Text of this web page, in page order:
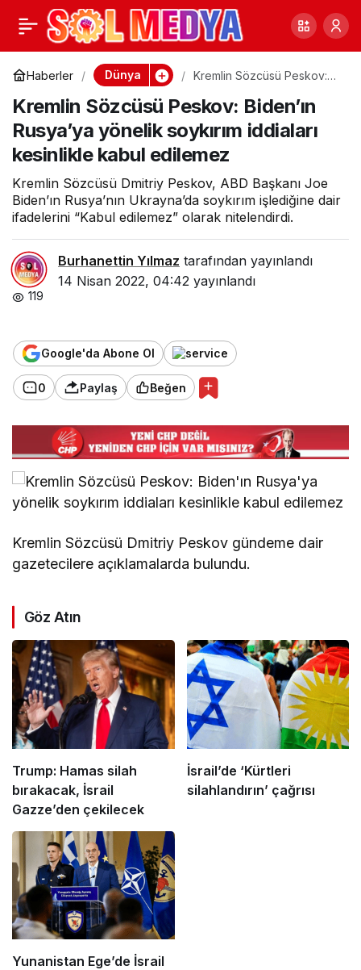
Haberler Dünya
Kremlin Sözcüsü Peskov:
soykırım iddiaları kesinlikle
kabul edilemez
Kremlin Sözcüsü Peskov: Biden’ın
Rusya’ya yönelik soykırım iddiaları
kesinlikle kabul edilemez
Kremlin Sözcüsü Dmitriy Peskov, ABD Başkanı Joe
Biden’ın Rusya’nın Ukrayna’da soykırım işlediğine dair
ifadelerini “Kabul edilemez” olarak nitelendirdi.
Burhanettin Yılmaz tarafından yayınlandı
14 Nisan 2022, 04:42 yayınlandı
119
Google'da Abone Ol
0 Paylaş Beğen
Kremlin Sözcüsü Dmitriy Peskov gündeme dair
gazetecilere açıklamalarda bulundu.
Göz Atın
Trump: Hamas silah
bırakacak, İsrail
Gazze’den çekilecek
İsrail’de ‘Kürtleri
silahlandırın’ çağrısı
Yunanistan Ege’de İsrail
Son dakika… Putin’den
‘Ukrayna’ açıklaması:
Operasyon sürecek
0 Paylaş